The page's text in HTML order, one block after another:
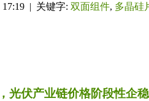
17:19 | 关键字: 双面组件, 多晶硅
光伏产业链价格阶段性企稳